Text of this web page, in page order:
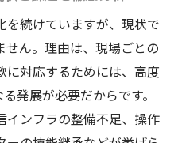
よる業務効率化の具体
く電動化技術の課題と
続けていますが、現状で
ん。理由は、現場ごとの
対応するためには、高度
発展が必要だからです。
インフラの整備不足、操作